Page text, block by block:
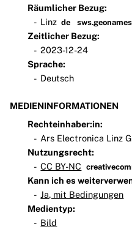
Räumlicher Bezug:
Linz de
Zeitlicher Bezug:
2023-12-24
Sprache:
Deutsch
MEDIENINFORMATIONEN
Rechteinhaber:in:
Ars Electronica Linz
Nutzungsrecht:
CC BY-NC
Kann ich es
Ja, mit Bedingungen
Medientyp:
Bild